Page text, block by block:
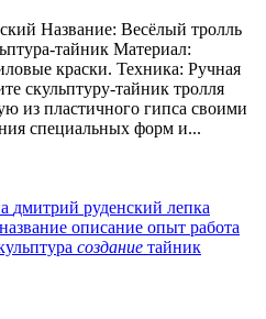
Название: Весёлый тролль
тайник Материал:
краски. Техника: Ручная
скульптуру-тайник тролля
из пластичного гипса своими
специальных форм и...
дмитрий руденский лепка
название описание опыт работа
создание тайник